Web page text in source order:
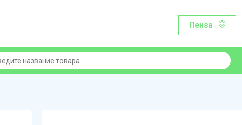
Пенза